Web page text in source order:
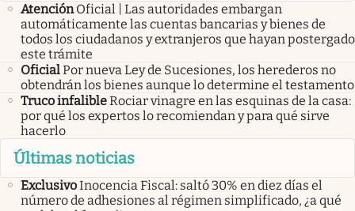
Atención Oficial | Las autoridades embargan
automáticamente las cuentas bancarias y bienes de
todos los ciudadanos y extranjeros que hayan postergado
este trámite
OficialPor nueva Ley de Sucesiones, los herederos no
obtendrán los bienes aunque lo determine el testamento
Truco infalibleRociar vinagre en las esquinas de la casa:
por qué los expertos lo recomiendan y para qué sirve
hacerlo
Últimas noticias
ExclusivoInocencia Fiscal: saltó 30% en diez días el
número de adhesiones al régimen simplificado, ¿a qué